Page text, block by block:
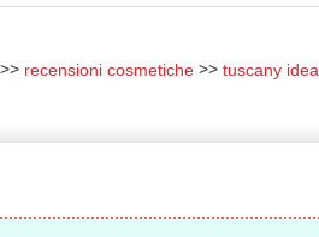
recensioni cosmetiche
tuscany idea